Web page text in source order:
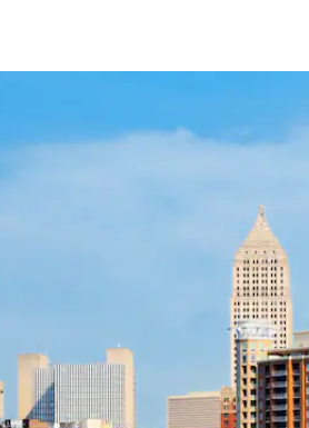
תנועות מגע או החלקה.